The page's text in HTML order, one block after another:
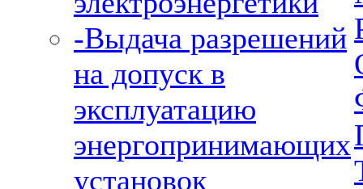
-Выдача разрешений
на допуск в
эксплуатацию
энергопринимающих
установок